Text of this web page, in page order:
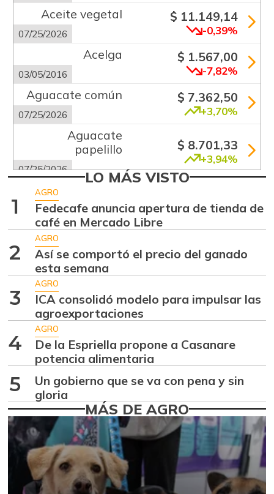
Aceite vegetal
07/25/2026
$ 11.149,14
-0,39%
Acelga
03/05/2016
$ 1.567,00
-7,82%
Aguacate común
07/25/2026
$ 7.362,50
+3,70%
Aguacate
papelillo
07/25/2026
$ 8.701,33
+3,94%
07/25/2026 +6,68%
Ajo
07/25/2026
$ 5.516,33
+2,11%
Alas de pollo sin
07/25/2026
$ 10.746,80
+0,72%
Almejas con
concha
07/25/2026
-2,80%
Almejas sin
07/25/2026
$ 18.333,00
-1,79%
Apio
07/25/2026
$ 1.785,20
-1,97%
Arracacha
amarilla
$ 5.367,67
LO MÁS VISTO
1
AGRO
Fedecafe anuncia apertura de tienda de
café en Mercado Libre
2
AGRO
Así se comportó el precio del ganado
esta semana
3
AGRO
ICA consolidó modelo para impulsar las
agroexportaciones
4
AGRO
De la Espriella propone a Casanare
potencia alimentaria
5
Un gobierno que se va con pena y sin
gloria
MÁS DE AGRO